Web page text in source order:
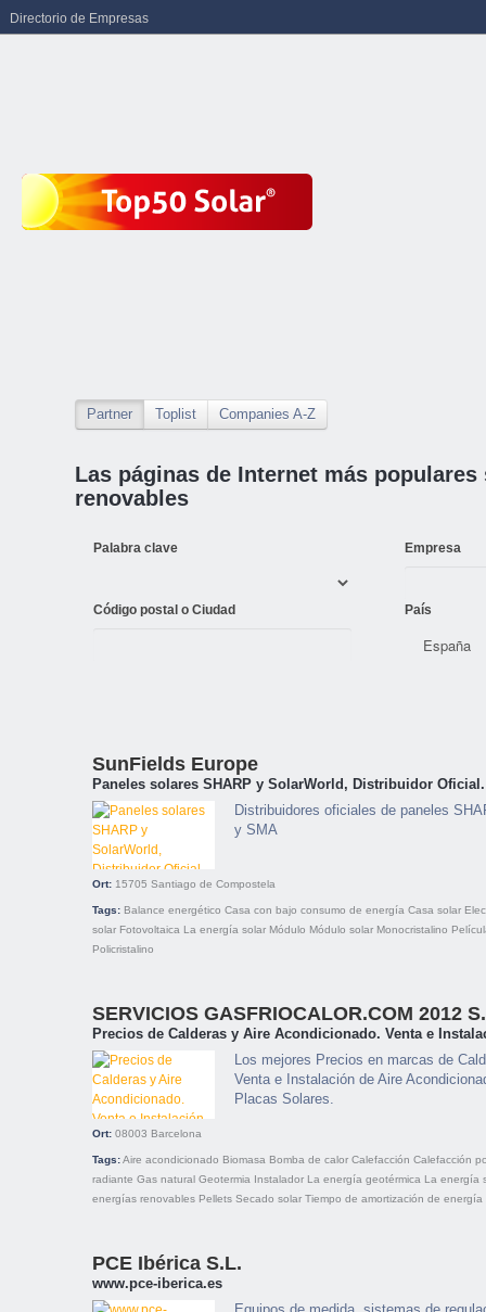
Partner Toplist Companies A-Z
Las páginas de Internet más populares
renovables
Palabra clave Empresa
Código postal o Ciudad País
SunFields Europe
Paneles solares SHARP y SolarWorld, Distribuidor Oficial.
Distribuidores oficiales de paneles
y SMA
Ort: 15705 Santiago de Compostela
Tags: Balance energético Casa con bajo consumo de energía Casa solar
solar Fotovoltaica La energía solar Módulo Módulo solar Monocristalino
Policristalino
SERVICIOS GASFRIOCALOR.COM 2012
Precios de Calderas y Aire Acondicionado. Venta e
Los mejores Precios en marcas de
Venta e Instalación de Aire
Placas Solares.
Ort: 08003 Barcelona
Tags:Aire acondicionado Biomasa Bomba de calor Calefacción Calefacción
radiante Gas natural Geotermia Instalador La energía geotérmica La energía
energías renovables Pellets Secado solar Tiempo de amortización de energía
PCE Ibérica S.L.
www.pce-iberica.es
Directorio de Empresas